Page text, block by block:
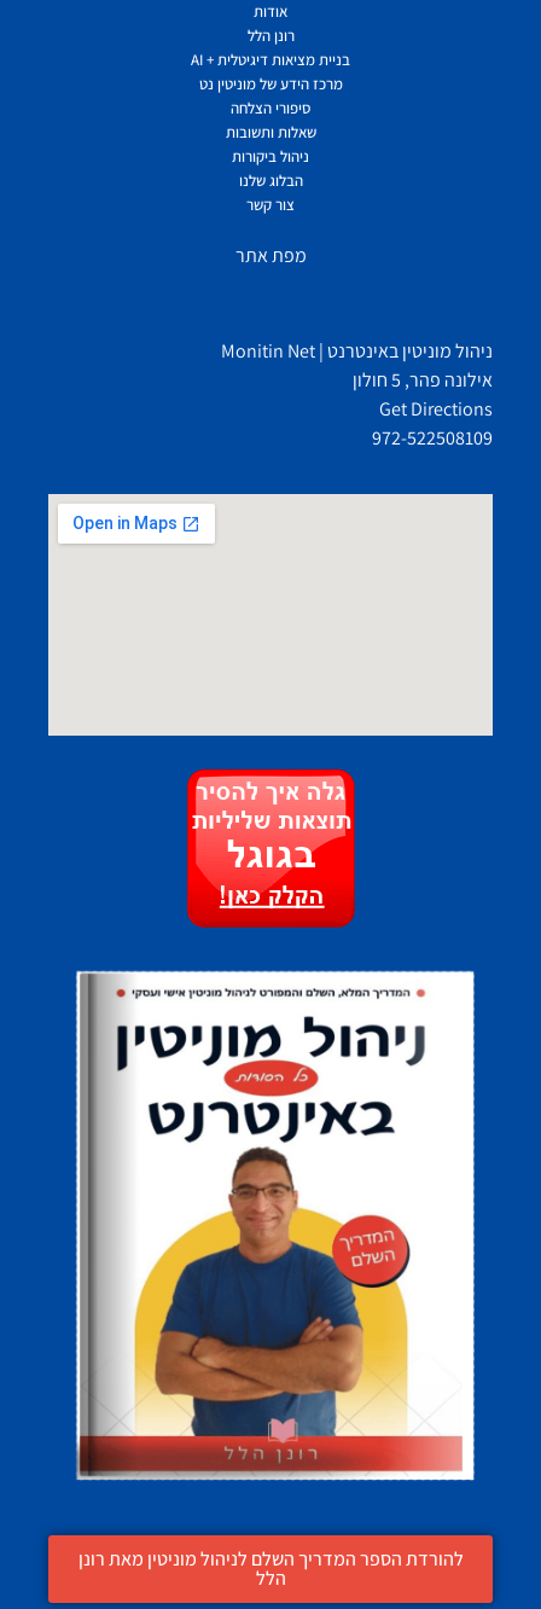
אודות
רונן הלל
בניית מציאות דיגיטלית + AI
מרכז הידע של מוניטין נט
סיפורי הצלחה
שאלות ותשובות
ניהול ביקורות
הבלוג שלנו
צור קשר
מפת אתר
ניהול מוניטין באינטרנט | Monitin Net
אילונה פהר, 5 חולון
Get Directions
972-522508109
להורדת הספר המדריך השלם לניהול מוניטין מאת רונן
הלל